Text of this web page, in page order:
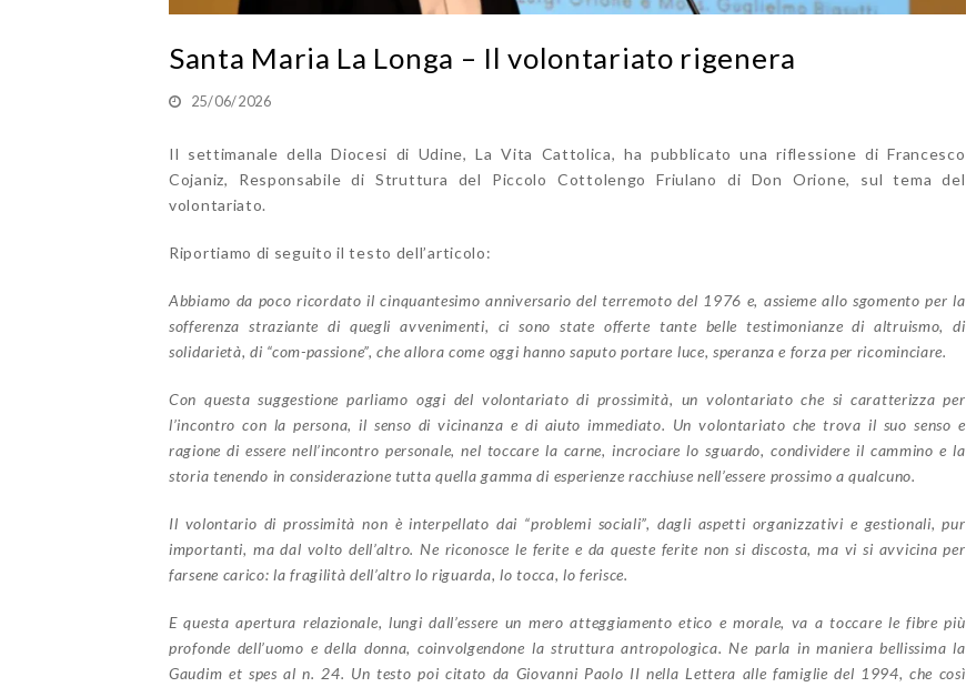
Santa Maria La Longa – Il volontariato rigenera
25/06/2026
Il settimanale della Diocesi di Udine, La Vita Cattolica, ha pubblicato una riflessione di Francesco
Cojaniz, Responsabile di Struttura del Piccolo Cottolengo Friulano di Don Orione, sul tema del
volontariato.
Riportiamo di seguito il testo dell’articolo:
Abbiamo da poco ricordato il cinquantesimo anniversario del terremoto del 1976 e, assieme allo sgomento per la
sofferenza straziante di quegli avvenimenti, ci sono state offerte tante belle testimonianze di altruismo, di
solidarietà, di “com-passione”, che allora come oggi hanno saputo portare luce, speranza e forza per ricominciare.
Con questa suggestione parliamo oggi del volontariato di prossimità, un volontariato che si caratterizza per
l’incontro con la persona, il senso di vicinanza e di aiuto immediato. Un volontariato che trova il suo senso e
ragione di essere nell’incontro personale, nel toccare la carne, incrociare lo sguardo, condividere il cammino e la
storia tenendo in considerazione tutta quella gamma di esperienze racchiuse nell’essere prossimo a qualcuno.
Il volontario di prossimità non è interpellato dai “problemi sociali”, dagli aspetti organizzativi e gestionali, pur
importanti, ma dal volto dell’altro. Ne riconosce le ferite e da queste ferite non si discosta, ma vi si avvicina per
farsene carico: la fragilità dell’altro lo riguarda, lo tocca, lo ferisce.
E questa apertura relazionale, lungi dall’essere un mero atteggiamento etico e morale, va a toccare le fibre più
profonde dell’uomo e della donna, coinvolgendone la struttura antropologica. Ne parla in maniera bellissima la
Gaudim et spes al n. 24. Un testo poi citato da Giovanni Paolo II nella Lettera alle famiglie del 1994, che così